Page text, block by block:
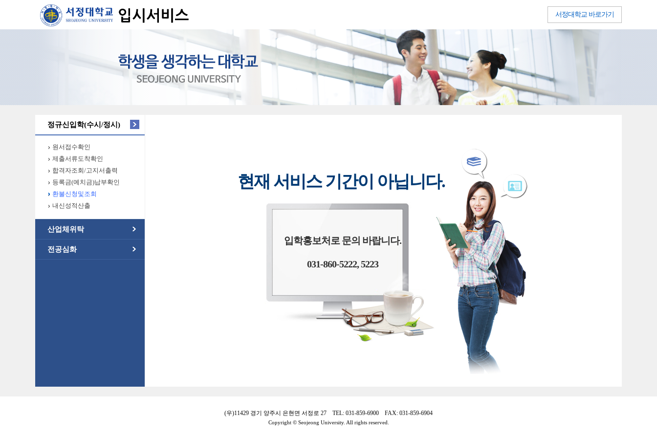
서정대학교 바로가기
정규신입학(수시/정시)
원서접수확인
제출서류도착확인
합격자조회/고지서출력
등록금(예치금)납부확인
환불신청및조회
내신성적산출
산업체위탁
전공심화
현재 서비스 기간이 아닙니다.
입학홍보처로 문의 바랍니다.
031-860-5222, 5223
(우)11429 경기 양주시 은현면 서정로 27 TEL: 031-859-6900 FAX: 031-859-6904
Copyright © Seojeong University. All rights reserved.